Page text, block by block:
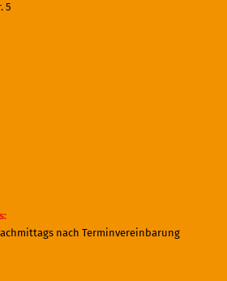
5
nach Terminvereinbarung